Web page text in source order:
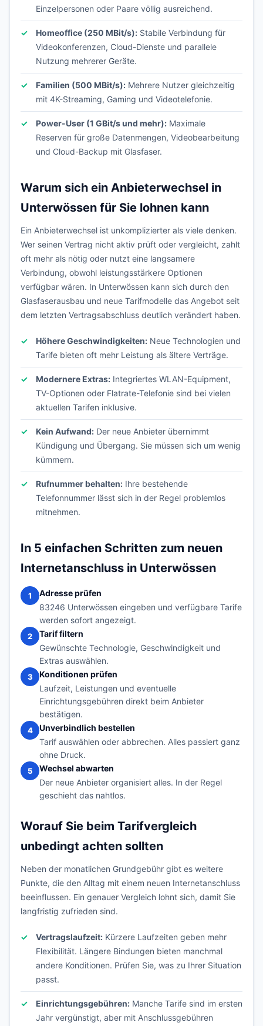
Einzelpersonen oder Paare völlig ausreichend.
Homeoffice (250 MBit/s): Stabile Verbindung für
Videokonferenzen, Cloud-Dienste und parallele
Nutzung mehrerer Geräte.
Familien (500 MBit/s): Mehrere Nutzer gleichzeitig
mit 4K-Streaming, Gaming und Videotelefonie.
Power-User (1 GBit/s und mehr): Maximale
Reserven für große Datenmengen, Videobearbeitung
und Cloud-Backup mit Glasfaser.
Warum sich ein Anbieterwechsel in
Unterwössen für Sie lohnen kann
Ein Anbieterwechsel ist unkomplizierter als viele denken.
Wer seinen Vertrag nicht aktiv prüft oder vergleicht, zahlt
oft mehr als nötig oder nutzt eine langsamere
Verbindung, obwohl leistungsstärkere Optionen
verfügbar wären. In Unterwössen kann sich durch den
Glasfaserausbau und neue Tarifmodelle das Angebot seit
dem letzten Vertragsabschluss deutlich verändert haben.
Höhere Geschwindigkeiten: Neue Technologien und
Tarife bieten oft mehr Leistung als ältere Verträge.
Modernere Extras: Integriertes WLAN-Equipment,
TV-Optionen oder Flatrate-Telefonie sind bei vielen
aktuellen Tarifen inklusive.
Kein Aufwand: Der neue Anbieter übernimmt
Kündigung und Übergang. Sie müssen sich um wenig
kümmern.
Rufnummer behalten: Ihre bestehende
Telefonnummer lässt sich in der Regel problemlos
mitnehmen.
In 5 einfachen Schritten zum neuen
Internetanschluss in Unterwössen
1
Adresse prüfen
83246 Unterwössen eingeben und verfügbare Tarife
werden sofort angezeigt.
2
Tarif filtern
Gewünschte Technologie, Geschwindigkeit und
Extras auswählen.
3
Konditionen prüfen
Laufzeit, Leistungen und eventuelle
Einrichtungsgebühren direkt beim Anbieter
bestätigen.
4
Unverbindlich bestellen
Tarif auswählen oder abbrechen. Alles passiert ganz
ohne Druck.
5
Wechsel abwarten
Der neue Anbieter organisiert alles. In der Regel
geschieht das nahtlos.
Worauf Sie beim Tarifvergleich
unbedingt achten sollten
Neben der monatlichen Grundgebühr gibt es weitere
Punkte, die den Alltag mit einem neuen Internetanschluss
beeinflussen. Ein genauer Vergleich lohnt sich, damit Sie
langfristig zufrieden sind.
Vertragslaufzeit: Kürzere Laufzeiten geben mehr
Flexibilität. Längere Bindungen bieten manchmal
andere Konditionen. Prüfen Sie, was zu Ihrer Situation
passt.
Einrichtungsgebühren: Manche Tarife sind im ersten
Jahr vergünstigt, aber mit Anschlussgebühren